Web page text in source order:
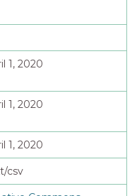
1, 2020
1, 2020
1, 2020
csv